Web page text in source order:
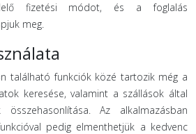
fizetési módot, és a foglalás
meg.
található funkciók közé tartozik még a
keresése, valamint a szállások által
összehasonlítása. Az alkalmazásban
pedig elmenthetjük a kedvenc